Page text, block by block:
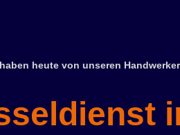
heute von unseren